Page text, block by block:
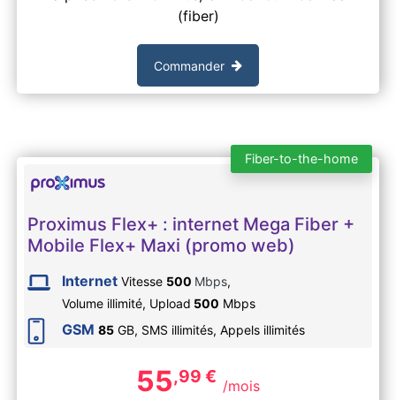
(fiber)
Commander
Fiber-to-the-home
Proximus Flex+ : internet Mega Fiber +
Mobile Flex+ Maxi (promo web)
Internet Vitesse 500 Mbps,
Volume illimité, Upload 500 Mbps
GSM 85 GB, SMS illimités, Appels illimités
55,99 € /mois